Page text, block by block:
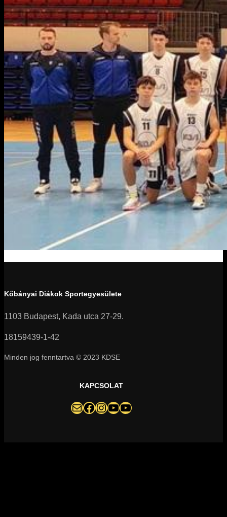
Kőbányai Diákok Sportegyesülete
1103 Budapest, Kada utca 27-29.
18159439-1-42
Minden jog fenntartva © 2023 KDSE
KAPCSOLAT
darazsak@darazsak.hu @kobanyaidarazsak @darazsak Kőbányai Darazsak csatorna Darazsak Online Basketball csatorna